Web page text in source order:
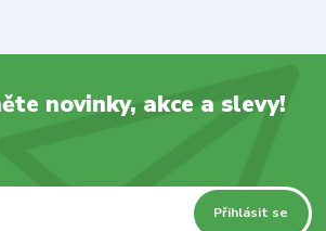
novinky, akce a slevy!
Přihlásit se